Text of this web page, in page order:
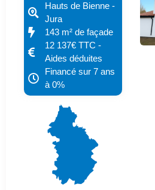
Hauts de Bienne -
Jura
143 m² de façade
12 137€ TTC -
Aides déduites
Financé sur 7 ans
à 0%